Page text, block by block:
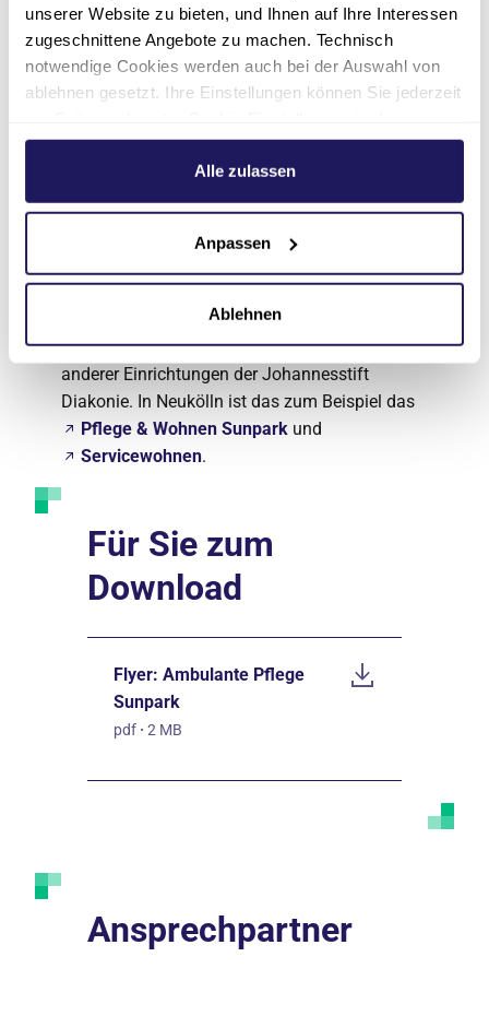
unserer Website zu bieten, und Ihnen auf Ihre Interessen
zugeschnittene Angebote zu machen. Technisch
notwendige Cookies werden auch bei der Auswahl von
ablehnen gesetzt. Ihre Einstellungen können Sie jederzeit
Weitere Informationen hierzu finden Sie in unserer
.
Alle zulassen
Anpassen
Ablehnen
Pflegekasse
Beantragen finanzieller Leistungen wie der
Zuzahlungsbefreiung der Krankenkasse
Antrag auf Schwerbehindertenausweis
Beratung zur Vorsorgevollmacht und
rechtlichen Betreuung
Unsere Partner
Wir halten engen Kontakt zu den Kolleg*innen
anderer Einrichtungen der Johannesstift
Diakonie. In Neukölln ist das zum Beispiel das
Pflege & Wohnen Sunpark und
Servicewohnen.
Für Sie zum
Download
Flyer: Ambulante Pflege
Sunpark
pdf · 2 MB
Ansprechpartner